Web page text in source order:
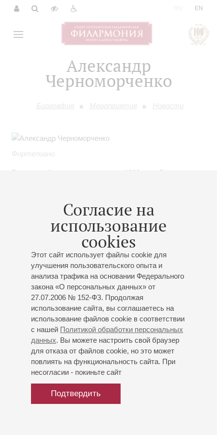
EN
Александр
Черноморченко
Биография Мероприятия Новости
Согласие на
использование
cookies
Этот сайт использует файлы cookie для
улучшения пользовательского опыта и
анализа трафика на основании Федерального
закона «О персональных данных» от
27.07.2006 № 152-ФЗ. Продолжая
использование сайта, вы соглашаетесь на
использование файлов cookie в соответствии
с нашей Политикой обработки персональных
данных. Вы можете настроить свой браузер
для отказа от файлов cookie, но это может
повлиять на функциональность сайта. При
несогласии - покиньте сайт
Подтвердить
Фортепиано
Родился в Краснодарском крае в 1982 году. Выпускник
государственной специализированной академии
искусств (РГСАИ). Класс профессора Ю. П. Антоновой.
Лауреат всероссийских конкурсов.